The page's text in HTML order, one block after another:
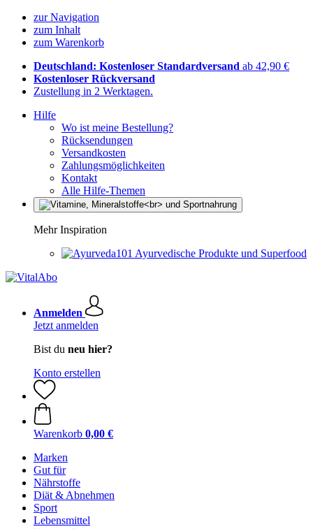
zur Navigation
zum Inhalt
zum Warenkorb
Deutschland: Kostenloser Standardversand ab 42,90 €
Kostenloser Rückversand
Zustellung in 2 Werktagen.
Hilfe
Wo ist meine Bestellung?
Rücksendungen
Versandkosten
Zahlungsmöglichkeiten
Kontakt
Alle Hilfe-Themen
Mehr Inspiration
Ayurvedische Produkte und Superfood
Anmelden
Jetzt anmelden
Bist du neu hier?
Konto erstellen
Warenkorb 0,00 €
Marken
Gut für
Nährstoffe
Diät & Abnehmen
Sport
Lebensmittel